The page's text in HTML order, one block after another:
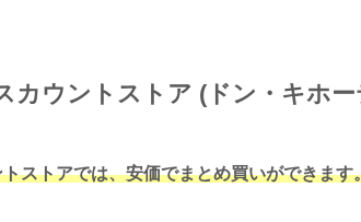
カウントストア (ドン・キホ
ストアでは、安価でまとめ買いができます